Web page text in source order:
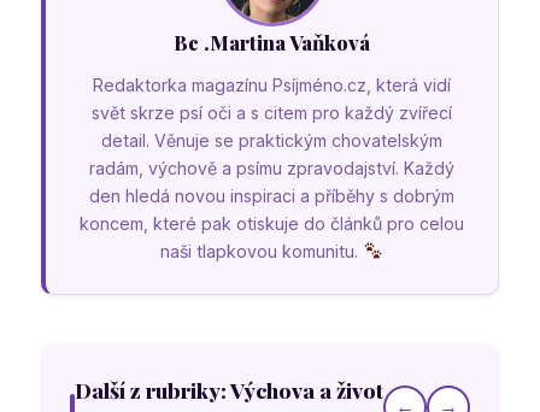
Bc .Martina Vaňková
Redaktorka magazínu Psíjméno.cz, která vidí
svět skrze psí oči a s citem pro každý zvířecí
detail. Věnuje se praktickým chovatelským
radám, výchově a psímu zpravodajství. Každý
den hledá novou inspiraci a příběhy s dobrým
koncem, které pak otiskuje do článků pro celou
naši tlapkovou komunitu.
Další z rubriky: Výchova a život
← →